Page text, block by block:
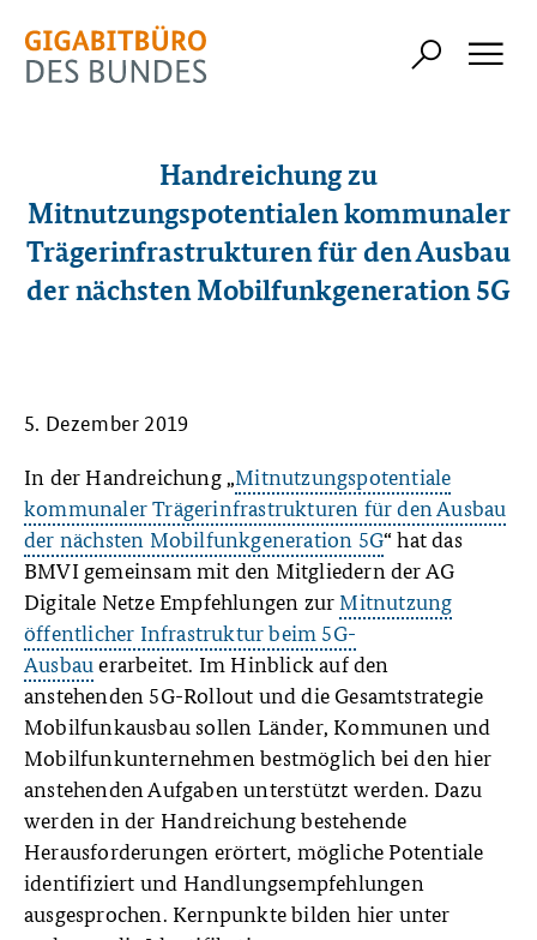
Handreichung zu
Mitnutzungspotentialen kommunaler
Trägerinfrastrukturen für den Ausbau
der nächsten Mobilfunkgeneration 5G
5. Dezember 2019
In der Handreichung „Mitnutzungspotentiale
kommunaler Trägerinfrastrukturen für den Ausbau
der nächsten Mobilfunkgeneration 5G“ hat das
BMVI gemeinsam mit den Mitgliedern der AG
Digitale Netze Empfehlungen zurMitnutzung
öffentlicher Infrastruktur beim 5G-
Ausbauerarbeitet. Im Hinblick auf den
anstehenden 5G-Rollout und die Gesamtstrategie
Mobilfunkausbau sollen Länder, Kommunen und
Mobilfunkunternehmen bestmöglich bei den hier
anstehenden Aufgaben unterstützt werden. Dazu
werden in der Handreichung bestehende
Herausforderungen erörtert, mögliche Potentiale
identifiziert und Handlungsempfehlungen
ausgesprochen. Kernpunkte bilden hier unter